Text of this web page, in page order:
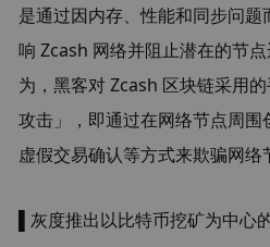
是通过因内存、性能和同步问
响 Zcash 网络并阻止潜在的节
为，黑客对 Zcash 区块链采用
攻击」，即通过在网络节点周
虚假交易确认等方式来欺骗网络
▌灰度推出以比特币挖矿为中心